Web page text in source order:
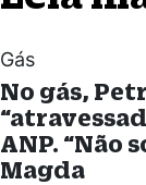
Gás
No gás,
ANP. “Não
Magda